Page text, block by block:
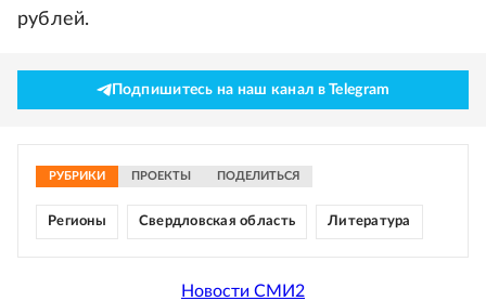
рублей.
Подпишитесь на наш канал в Telegram
РУБРИКИ ПРОЕКТЫ ПОДЕЛИТЬСЯ
Регионы Свердловская область Литература
Новости СМИ2